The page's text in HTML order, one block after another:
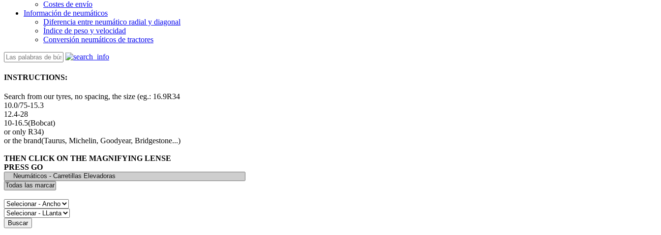
Costes de envío
Información de neumáticos
Diferencia entre neumático radial y diagonal
Índice de peso y velocidad
Conversión neumáticos de tractores
INSTRUCTIONS:
Search from our tyres, no spacing, the size (eg.: 16.9R34
10.0/75-15.3
12.4-28
10-16.5(Bobcat)
or only R34)
or the brand(Taurus, Michelin, Goodyear, Bridgestone...)
THEN CLICK ON THE MAGNIFYING LENSE
PRESS GO